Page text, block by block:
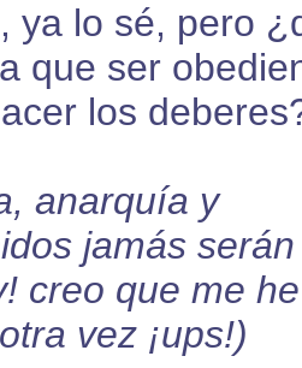
ya lo sé, pero
que ser
los
anarquía y
jamás serán
creo que me he
vez ¡ups!)